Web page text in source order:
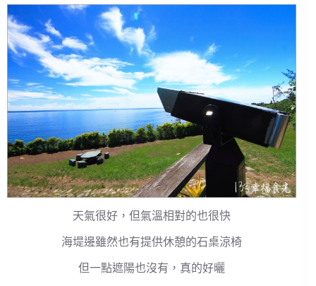
天氣很好，但氣溫相對的也很快
海堤邊雖然也有提供休憩的石桌涼椅
但一點遮陽也沒有，真的好曬